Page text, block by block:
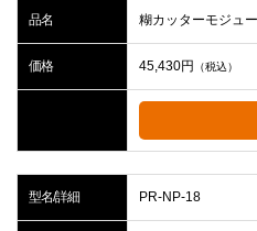
品名 糊カッターモジュ
価格 45,430円 （税込）
型名/詳細 PR-NP-18